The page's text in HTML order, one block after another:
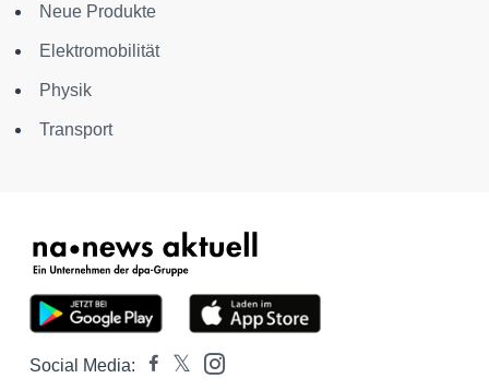
Neue Produkte
Elektromobilität
Physik
Transport
Social Media: